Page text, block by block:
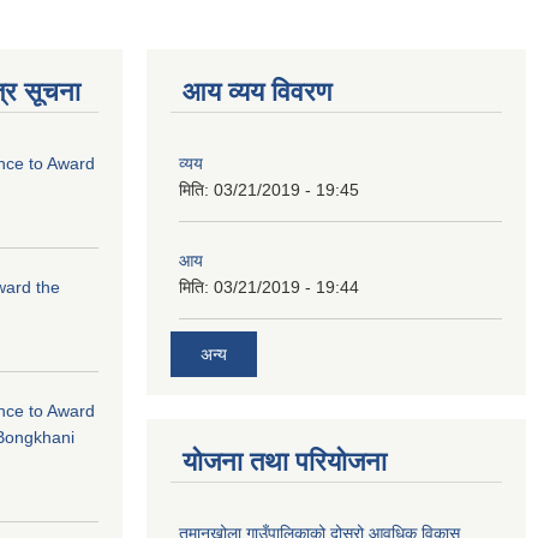
सूचना
to Award
the
to Award
आय व्यय विवरण
व्यय
मिति: 03/21/2019 - 19:45
आय
मिति: 03/21/2019 - 19:44
अन्य
योजना तथा परियोजना
तमानखोला गाउँपालिकाको दोस्रो आवधिक विकास